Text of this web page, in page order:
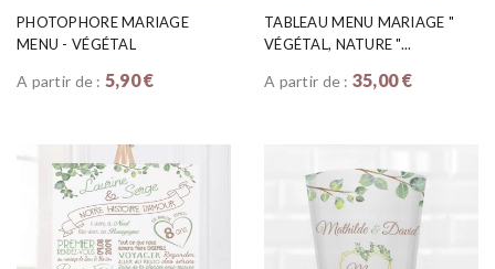
PHOTOPHORE MARIAGE
MENU - VÉGÉTAL
A partir de : 5,90 €
TABLEAU MENU MARIAGE "
VÉGÉTAL, NATURE "...
A partir de : 35,00 €